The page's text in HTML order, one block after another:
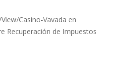
Casino-Vavada en
Recuperación de Impuestos